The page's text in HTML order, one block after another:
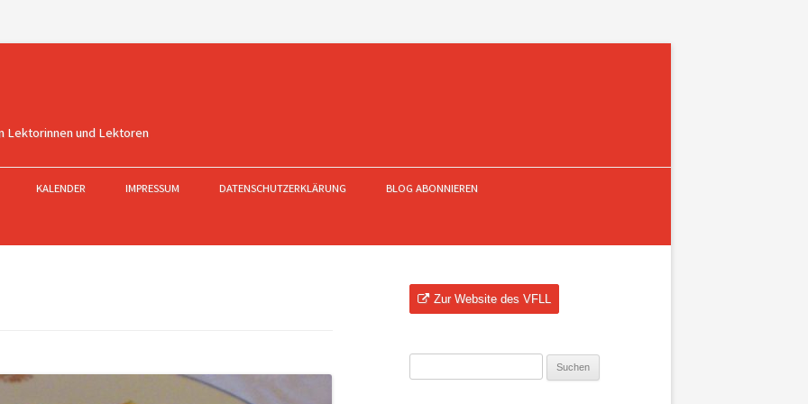
Lektorinnen und Lektoren
KALENDER IMPRESSUM DATENSCHUTZERKLÄRUNG BLOG ABONNIEREN
Zur Website des VFLL